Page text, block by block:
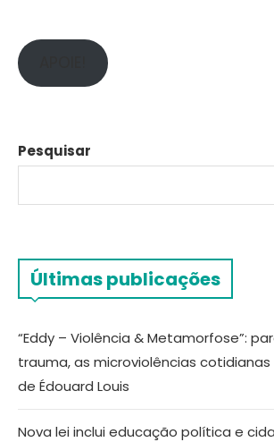
Pesquisar
Últimas publicações
“Eddy – Violência & Metamorfose”:
trauma, as microviolências
de Édouard Louis
Nova lei inclui educação política e